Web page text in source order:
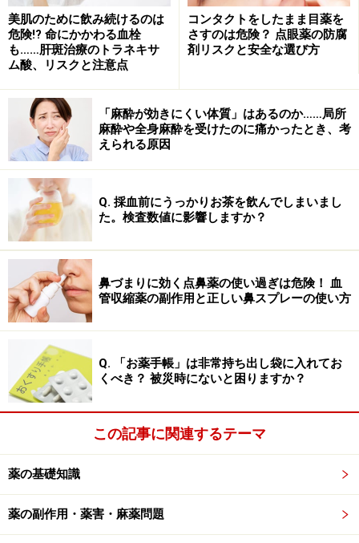
そして、この副作用判定は難しい側面もあります。たと
えば、薬を服用してからひどい下痢になったとします。
のか、その季節に感染性胃腸炎が流行っていたためなの
か、それとも、もともとかかえている個人の疾患や合併
症があったことが原因なのか、薬との因果関係が完全に
明らかとは言い切れない場合があるからです。
そして、因果関係が不明ということは、因果関係がな
い、ということにはなりません。「因果関係を否定でき
ない」と判断することになります。そのため、起こった
事象は全てが副作用として取り扱われます。こういった
ものを含めて、薬の副作用はたくさんありますので、副
作用情報は怖がりすぎずに上手に取り扱うことが重要に
なってくるのです。
以前、ロキソニンの重大な副作用として腸管の狭窄や閉
塞が追加されたことがSNSなどでも話題になりました。
そこで、薬を評価する際に大事な指標となるのは、その
副作用がどれくらいの頻度で発生するのか？ということ
美肌のために飲み続けるのは
危険!? 命にかかわる血栓
も……肝斑治療のトラネキサ
ム酸、リスクと注意点
コンタクトをしたまま目薬を
さすのは危険？ 点眼薬の防腐
剤リスクと安全な選び方
「麻酔が効きにくい体質」はあるのか……局所
麻酔や全身麻酔を受けたのに痛かったとき、考
えられる原因
Q. 採血前にうっかりお茶を飲んでしまいまし
た。検査数値に影響しますか？
鼻づまりに効く点鼻薬の使い過ぎは危険！ 血
管収縮薬の副作用と正しい鼻スプレーの使い方
Q. 「お薬手帳」は非常持ち出し袋に入れてお
くべき？ 被災時にないと困りますか？
この記事に関連するテーマ
薬の基礎知識
薬の副作用・薬害・麻薬問題